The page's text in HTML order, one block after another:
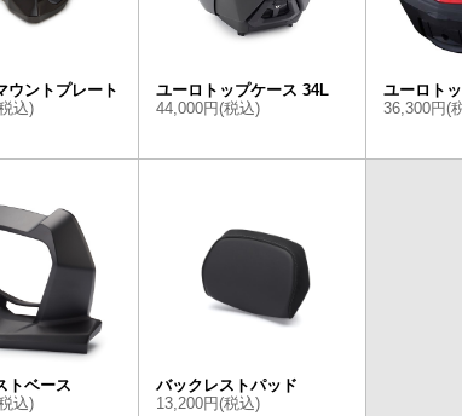
ウントプレート
込)
ユーロトップケース 34L
44,000円(税込)
ユーロト
36,300円(
トベース
込)
バックレストパッド
13,200円(税込)